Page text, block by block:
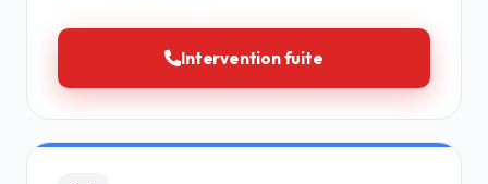
Intervention fuite